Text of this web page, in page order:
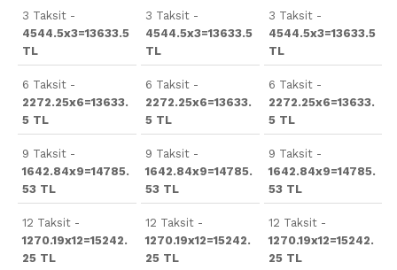
3 Taksit -
4544.5x3=13633.5
TL
6 Taksit -
2272.25x6=13633.
5 TL
9 Taksit -
1642.84x9=14785.
53 TL
12 Taksit -
1270.19x12=15242.
25 TL
3 Taksit -
4544.5x3=13633.5
TL
6 Taksit -
2272.25x6=13633.
5 TL
9 Taksit -
1642.84x9=14785.
53 TL
12 Taksit -
1270.19x12=15242.
25 TL
3 Taksit -
4544.5x3=13633.5
TL
6 Taksit -
2272.25x6=13633.
5 TL
9 Taksit -
1642.84x9=14785.
53 TL
12 Taksit -
1270.19x12=15242.
25 TL